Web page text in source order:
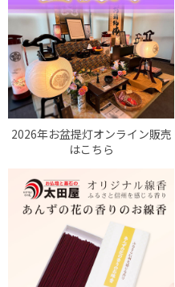
2026年お盆提灯オンライン販売
はこちら